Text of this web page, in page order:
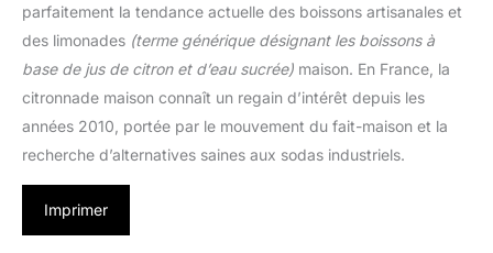
parfaitement la tendance actuelle des boissons artisanales et
des limonades (terme générique désignant les boissons à
base de jus de citron et d’eau sucrée) maison. En France, la
citronnade maison connaît un regain d’intérêt depuis les
années 2010, portée par le mouvement du fait-maison et la
recherche d’alternatives saines aux sodas industriels.
Imprimer